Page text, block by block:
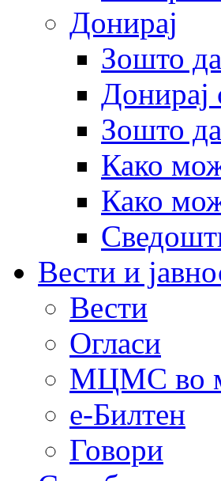
Донирај
Зошто
Донирај
Зошто
Како
Како
Вести и
Вести
Огласи
МЦМС во
е-Билтен
Говори